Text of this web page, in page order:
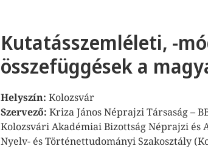
Kutatásszemléleti, -
összefüggések a
Helyszín: Kolozsvár
Szervező: Kriza János Néprajzi Társaság –
Kolozsvári Akadémiai Bizottság Néprajzi és
Nyelv- és Történettudományi Szakosztály